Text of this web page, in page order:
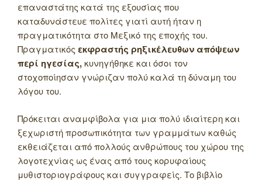
επαναστάτης κατά της εξουσίας που
καταδυνάστευε πολίτες γιατί αυτή ήταν η
πραγματικότητα στο Μεξικό της εποχής του.
Πραγματικός εκφραστής ρηξικέλευθων απόψεων
περί ηγεσίας,κυνηγήθηκε και όσοι τον
στοχοποίησαν γνώριζαν πολύ καλά τη δύναμη του
λόγου του.
Πρόκειται αναμφίβολα για μια πολύ ιδιαίτερη και
ξεχωριστή προσωπικότητα των γραμμάτων καθώς
εκθειάζεται από πολλούς ανθρώπους του χώρου της
λογοτεχνίας ως ένας από τους κορυφαίους
μυθιστοριογράφους και συγγραφείς. Το βιβλίο